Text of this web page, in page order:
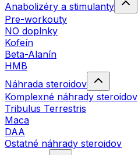
Anabolizéry a stimulanty
Pre-workouty
NO doplnky
Kofeín
Beta-Alanín
HMB
Náhrada steroidov
Komplexné náhrady steroidov
Tribulus Terrestris
Maca
DAA
Ostatné náhrady steroidov